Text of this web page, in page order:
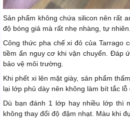
Sản phẩm không chứa silicon nên rất
độ bóng giả mà rất nhẹ nhàng, tự nhiên.
Công thức pha chế xi đỏ của Tarrago
tiềm ẩn nguy cơ khi vận chuyển. Đáp
bảo vệ môi trường.
Khi phết xi lên mặt giày, sản phẩm
lại lớp phủ dày nên không làm bít tắc lỗ
Dù bạn đánh 1 lớp hay nhiều lớp thì
không thay đổi độ đậm nhạt. Màu khi